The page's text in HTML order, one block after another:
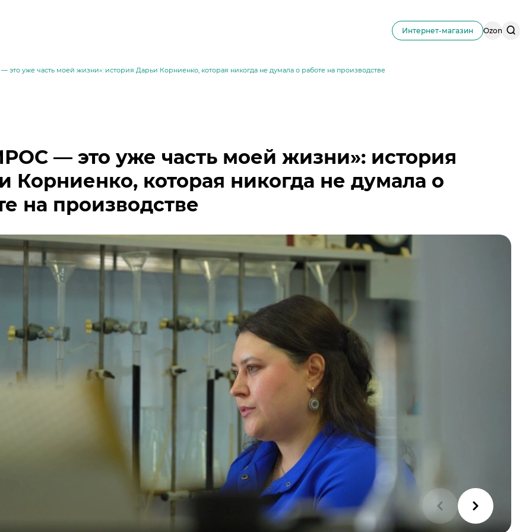
Интернет-магазин Ozon
это уже часть моей жизни»: история Дарьи Корниенко, которая никогда не думала о работе на производстве
— это уже часть моей жизни»: история
Корниенко, которая никогда не думала о
на производстве